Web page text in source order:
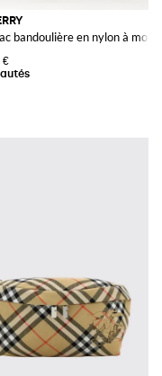
EKD brodé
bandoulière en nylon à
€